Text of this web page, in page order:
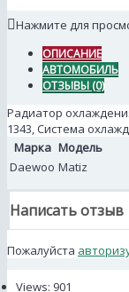
Нажмите для
ОПИСАНИЕ
АВТОМОБИЛЬ
ОТЗЫВЫ (0)
Радиатор
1343, Система
Марка Модель
Daewoo Matiz
Написать отзыв
Пожалуйста
Views: 901